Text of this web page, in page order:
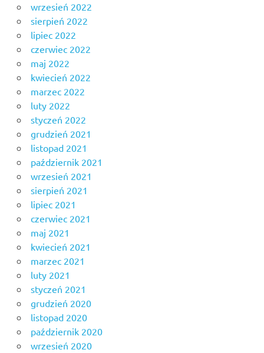
wrzesień 2022
sierpień 2022
lipiec 2022
czerwiec 2022
maj 2022
kwiecień 2022
marzec 2022
luty 2022
styczeń 2022
grudzień 2021
listopad 2021
październik 2021
wrzesień 2021
sierpień 2021
lipiec 2021
czerwiec 2021
maj 2021
kwiecień 2021
marzec 2021
luty 2021
styczeń 2021
grudzień 2020
listopad 2020
październik 2020
wrzesień 2020